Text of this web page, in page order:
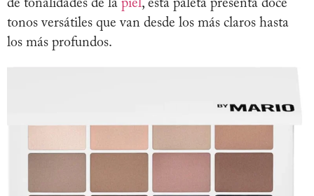
de tonalidades de la piel, esta paleta presenta doce
tonos versátiles que van desde los más claros hasta
los más profundos.